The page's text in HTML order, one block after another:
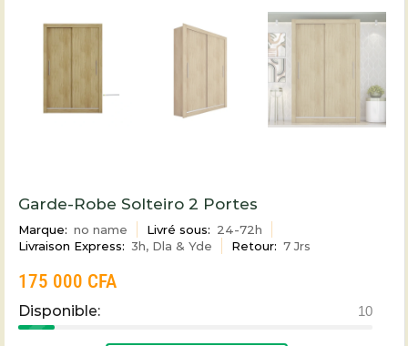
Garde-Robe Solteiro 2 Portes
Marque: no name Livré sous: 24-72h
Livraison Express: 3h, Dla & Yde Retour: 7 Jrs
175 000 CFA
Disponible: 10